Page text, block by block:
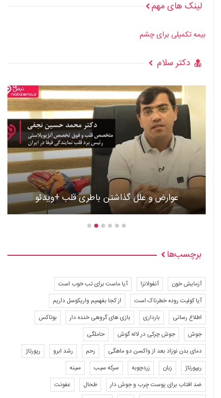
لینک های مهم
بیمه تکمیلی برای چشم
دکتر سلام
عوارض و علل گذاشتن باطری قلب +ویدئو
برچسب‌ها
آزمایش خون آنفولانزا
آیا ماست برای تب خوب است
آیا کولیت روده خطرناک است
از کجا بفهمیم واریکوسل داریم
اطلاع رسانی
بارداری بازی های گروهی خنده دار
بوتاکس
جوش
جوش چرکی در لاله گوش
حاملگی
دمای بدن نوزاد بعد از واکسن دو ماهگی
رحم رشد ابرو
رپورتاژ
ریپورتاژ
زبان زردچوبه سرکه سیب
سینه
ضد افتاب برای پوست چرب و جوش دار
طحال
عفونت